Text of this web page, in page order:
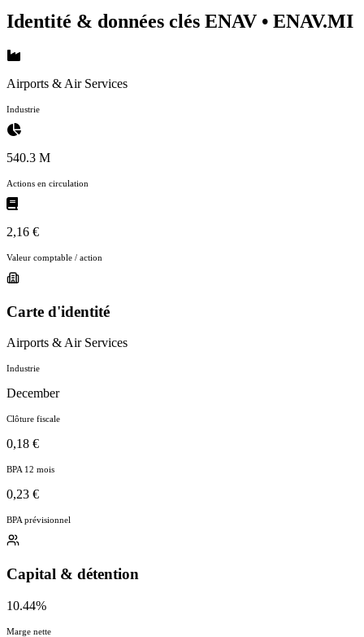
Identité & données clés ENAV • ENAV.MI
Airports & Air Services
Industrie
540.3 M
Actions en circulation
2,16 €
Valeur comptable / action
Carte d'identité
Airports & Air Services
Industrie
December
Clôture fiscale
0,18 €
BPA 12 mois
0,23 €
BPA prévisionnel
Capital & détention
10.44%
Marge nette